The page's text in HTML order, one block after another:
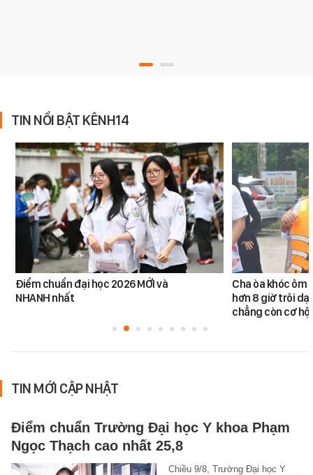
TIN NỔI BẬT KÊNH14
Điểm chuẩn đại học 2026 MỚI và
NHANH nhất
Cha òa khóc ôm
hơn 8 giờ trôi
chẳng còn cơ
TIN MỚI CẬP NHẬT
Điểm chuẩn Trường Đại học Y khoa Phạm
Ngọc Thạch cao nhất 25,8
Chiều 9/8, Trường Đại học Y